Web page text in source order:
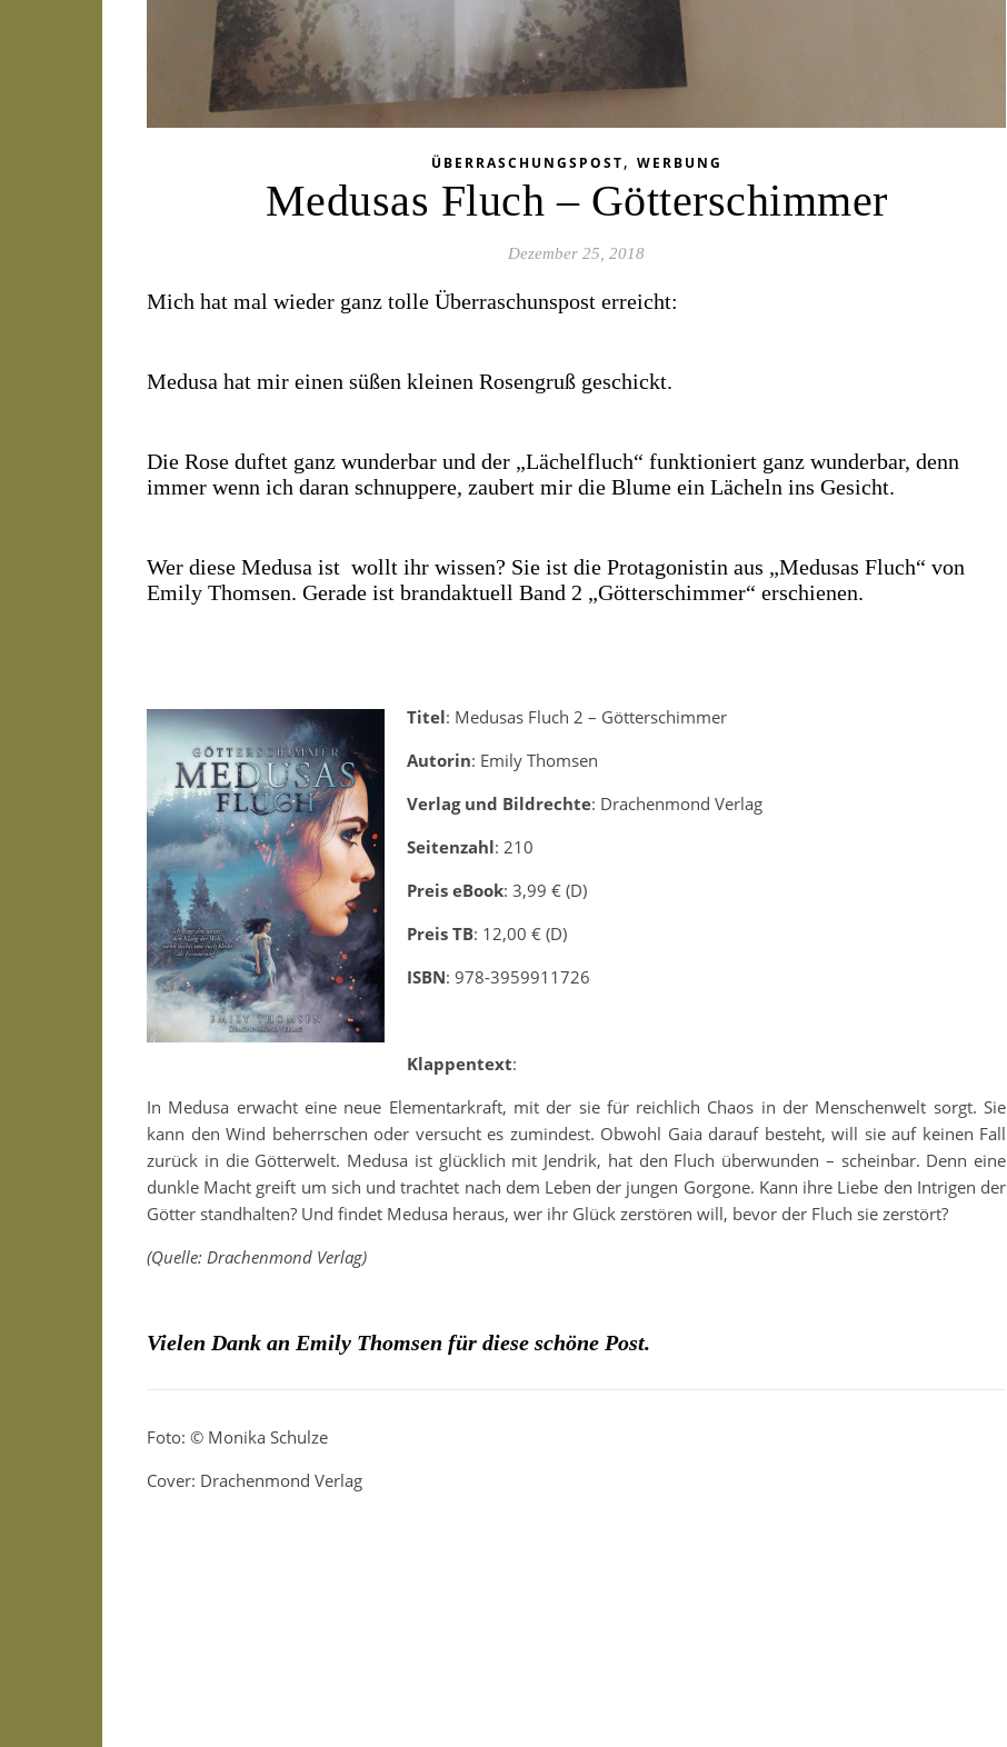
ÜBERRASCHUNGSPOST, WERBUNG
Medusas Fluch – Götterschimmer
Dezember 25, 2018
Mich hat mal wieder ganz tolle Überraschunspost erreicht:
Medusa hat mir einen süßen kleinen Rosengruß geschickt.
Die Rose duftet ganz wunderbar und der „Lächelfluch“ funktioniert ganz wunderbar, denn
immer wenn ich daran schnuppere, zaubert mir die Blume ein Lächeln ins Gesicht.
Wer diese Medusa ist wollt ihr wissen? Sie ist die Protagonistin aus „Medusas Fluch“ von
Emily Thomsen. Gerade ist brandaktuell Band 2 „Götterschimmer“ erschienen.
Titel: Medusas Fluch 2 – Götterschimmer
Autorin: Emily Thomsen
Verlag und Bildrechte: Drachenmond Verlag
Seitenzahl: 210
Preis eBook: 3,99 € (D)
Preis TB: 12,00 € (D)
ISBN: 978-3959911726
Klappentext:
In Medusa erwacht eine neue Elementarkraft, mit der sie für reichlich Chaos in der Menschenwelt sorgt. Sie
kann den Wind beherrschen oder versucht es zumindest. Obwohl Gaia darauf besteht, will sie auf keinen Fall
zurück in die Götterwelt. Medusa ist glücklich mit Jendrik, hat den Fluch überwunden – scheinbar. Denn eine
dunkle Macht greift um sich und trachtet nach dem Leben der jungen Gorgone. Kann ihre Liebe den Intrigen der
Götter standhalten? Und findet Medusa heraus, wer ihr Glück zerstören will, bevor der Fluch sie zerstört?
(Quelle: Drachenmond Verlag)
Vielen Dank an Emily Thomsen für diese schöne Post.
Foto: © Monika Schulze
Cover: Drachenmond Verlag